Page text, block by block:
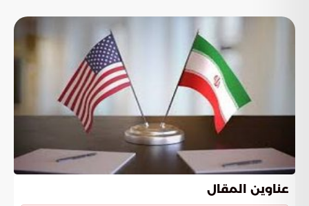
عناوين المقال